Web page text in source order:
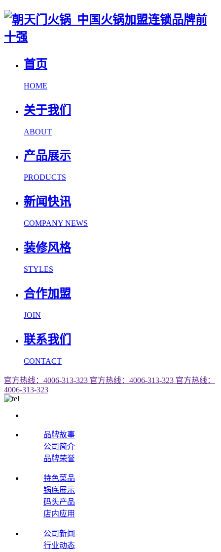
首页
HOME
关于我们
ABOUT
产品展示
PRODUCTS
新闻快讯
COMPANY NEWS
装修风格
STYLES
合作加盟
JOIN
联系我们
CONTACT
官方热线：4006-313-323 官方热线：4006-313-323 官方热线：
4006-313-323
品牌故事
公司简介
品牌荣誉
特色菜品
锅底展示
码头产品
店内应用
公司新闻
行业动态